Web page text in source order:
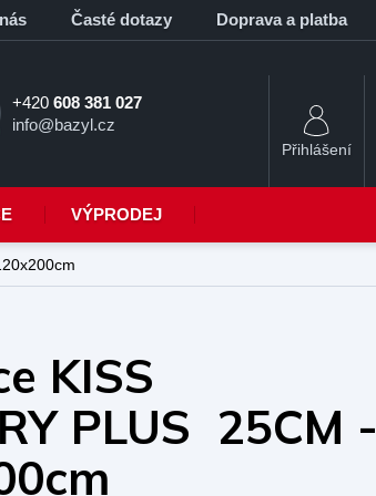
Časté dotazy Doprava a platba
+420 608 381 027
info@bazyl.cz
VÝPRODEJ
KISS
PLUS 25CM -